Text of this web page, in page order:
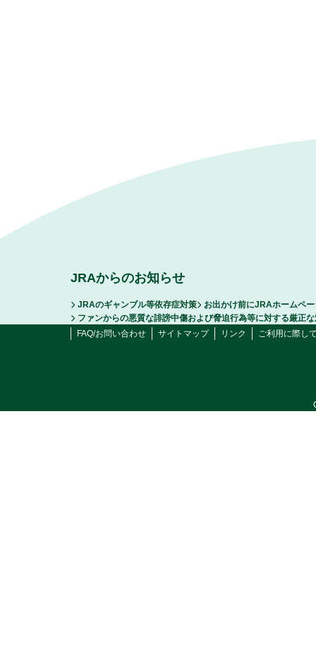
JRAからのお知らせ
JRAのギャンブル等依存症対策
お出かけ前にJRAホームペ
ファンからの悪質な誹謗中傷および脅迫行為等に対する厳正
FAQ/お問い合わせ
サイトマップ リンク ご利用に際し